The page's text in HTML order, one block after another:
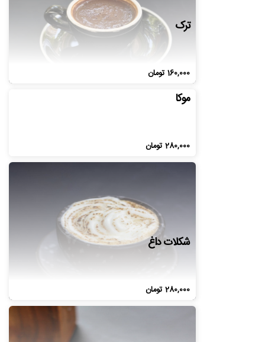
ترک
160,000تومان
موکا
280,000تومان
شکلات داغ
280,000تومان